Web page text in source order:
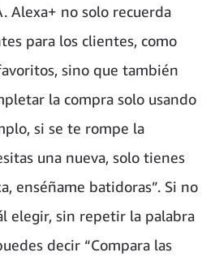
Alexa+ no solo recuerda
para los clientes, como
sino que también
la compra solo usando
si se te rompe la
una nueva, solo tienes
enséñame batidoras”. Si no
elegir, sin repetir la palabra
decir “Compara las